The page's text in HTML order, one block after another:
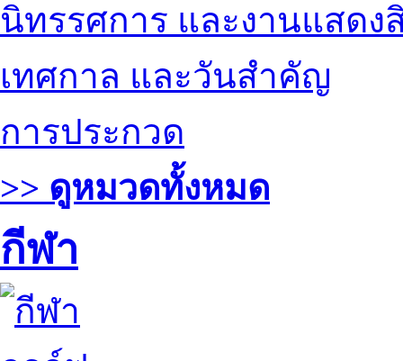
นิทรรศการ และงานแสดง
เทศกาล และวันสำคัญ
การประกวด
>> ดูหมวดทั้งหมด
กีฬา